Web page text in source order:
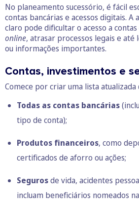
No planeamento sucessório, é fácil
contas bancárias e acessos digitais. A
claro pode dificultar o acesso a
online, atrasar processos legais e até
ou informações importantes.
Contas, investimentos e
Comece por criar uma lista atualizada
Todas as contas bancárias
tipo de conta);
Produtos financeiros, como
certificados de aforro ou ações;
Segurosde vida, acidentes
incluam beneficiários nomeados